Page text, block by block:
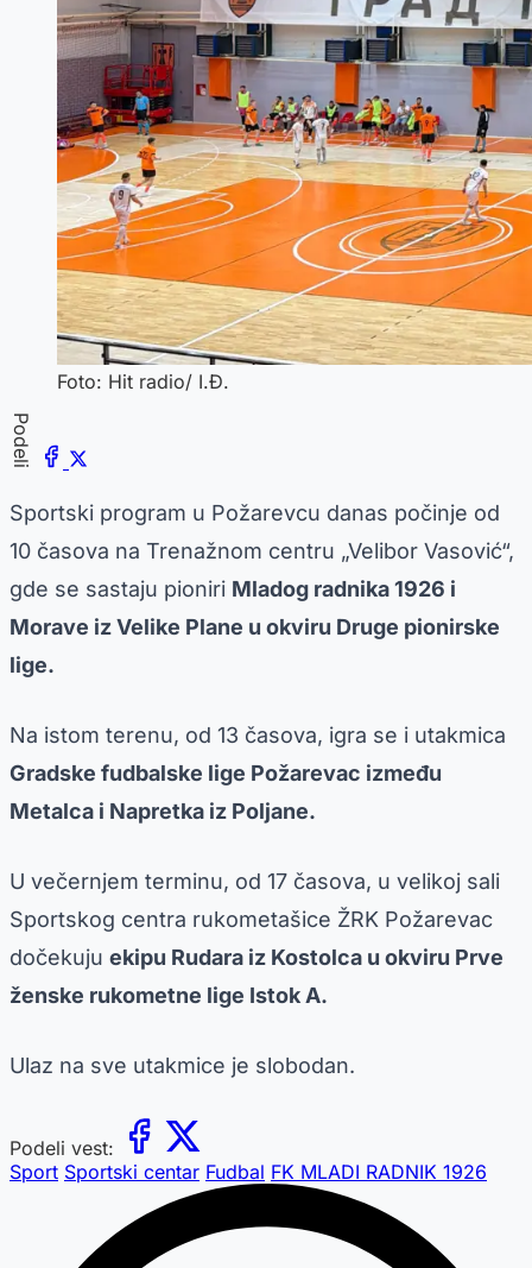
Foto: Hit radio/ I.Đ.
Podeli
Sportski program u Požarevcu danas počinje od
10 časova na Trenažnom centru „Velibor Vasović“,
gde se sastaju pioniri Mladog radnika 1926 i
Morave iz Velike Plane u okviru Druge pionirske
lige.
Na istom terenu, od 13 časova, igra se i utakmica
Gradske fudbalske lige Požarevac između
Metalca i Napretka iz Poljane.
U večernjem terminu, od 17 časova, u velikoj sali
Sportskog centra rukometašice ŽRK Požarevac
dočekuju ekipu Rudara iz Kostolca u okviru Prve
ženske rukometne lige Istok A.
Ulaz na sve utakmice je slobodan.
Podeli vest:
Sport Sportski centar Fudbal FK MLADI RADNIK 1926